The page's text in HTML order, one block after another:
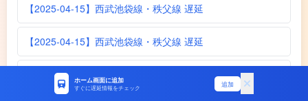
【2025-04-15】西武池袋線・秩父線 遅延
【2025-04-15】西武池袋線・秩父線 遅延
【2025-04-10】西武池袋線・秩父線 遅延
ホーム画面に追加
すぐに遅延情報をチェック 追加